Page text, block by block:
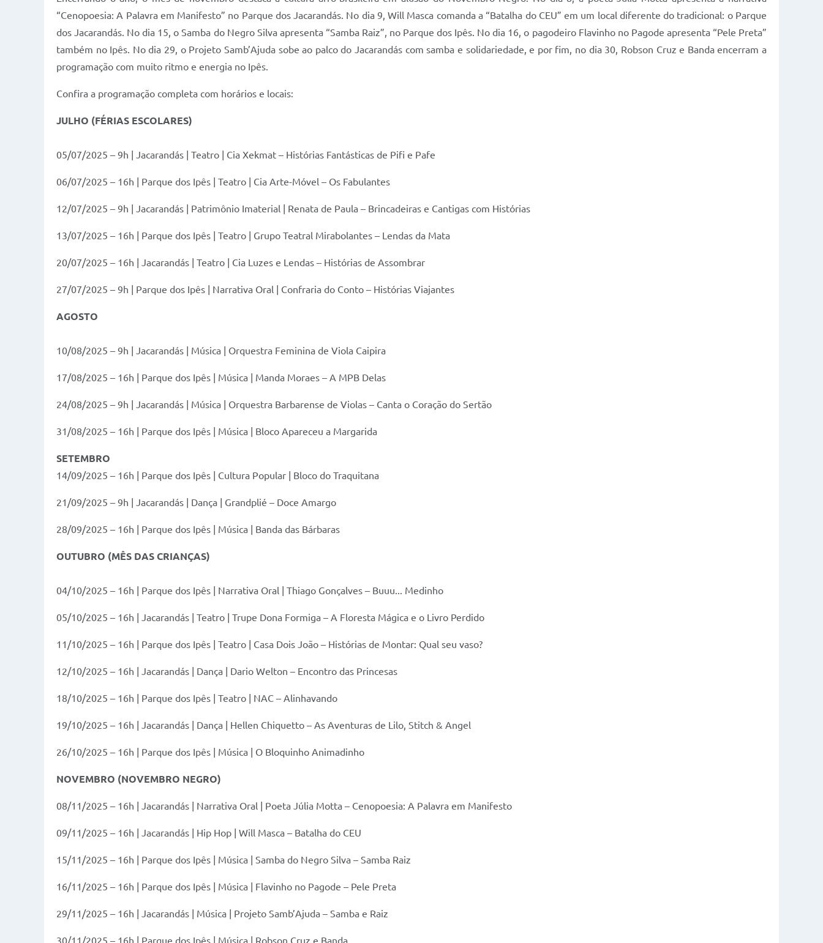
“Cenopoesia: A Palavra em Manifesto” no Parque dos Jacarandás. No dia 9, Will Masca comanda a “Batalha do CEU” em um local diferente do tradicional: o Parque
dos Jacarandás. No dia 15, o Samba do Negro Silva apresenta “Samba Raiz”, no Parque dos Ipês. No dia 16, o pagodeiro Flavinho no Pagode apresenta “Pele Preta”
também no Ipês. No dia 29, o Projeto Samb’Ajuda sobe ao palco do Jacarandás com samba e solidariedade, e por fim, no dia 30, Robson Cruz e Banda encerram a
programação com muito ritmo e energia no Ipês.
Confira a programação completa com horários e locais:
JULHO (FÉRIAS ESCOLARES)
05/07/2025 – 9h | Jacarandás | Teatro | Cia Xekmat – Histórias Fantásticas de Pifi e Pafe
06/07/2025 – 16h | Parque dos Ipês | Teatro | Cia Arte-Móvel – Os Fabulantes
12/07/2025 – 9h | Jacarandás | Patrimônio Imaterial | Renata de Paula – Brincadeiras e Cantigas com Histórias
13/07/2025 – 16h | Parque dos Ipês | Teatro | Grupo Teatral Mirabolantes – Lendas da Mata
20/07/2025 – 16h | Jacarandás | Teatro | Cia Luzes e Lendas – Histórias de Assombrar
27/07/2025 – 9h | Parque dos Ipês | Narrativa Oral | Confraria do Conto – Histórias Viajantes
AGOSTO
10/08/2025 – 9h | Jacarandás | Música | Orquestra Feminina de Viola Caipira
17/08/2025 – 16h | Parque dos Ipês | Música | Manda Moraes – A MPB Delas
24/08/2025 – 9h | Jacarandás | Música | Orquestra Barbarense de Violas – Canta o Coração do Sertão
31/08/2025 – 16h | Parque dos Ipês | Música | Bloco Apareceu a Margarida
SETEMBRO
14/09/2025 – 16h | Parque dos Ipês | Cultura Popular | Bloco do Traquitana
21/09/2025 – 9h | Jacarandás | Dança | Grandplié – Doce Amargo
28/09/2025 – 16h | Parque dos Ipês | Música | Banda das Bárbaras
OUTUBRO (MÊS DAS CRIANÇAS)
04/10/2025 – 16h | Parque dos Ipês | Narrativa Oral | Thiago Gonçalves – Buuu... Medinho
05/10/2025 – 16h | Jacarandás | Teatro | Trupe Dona Formiga – A Floresta Mágica e o Livro Perdido
11/10/2025 – 16h | Parque dos Ipês | Teatro | Casa Dois João – Histórias de Montar: Qual seu vaso?
12/10/2025 – 16h | Jacarandás | Dança | Dario Welton – Encontro das Princesas
18/10/2025 – 16h | Parque dos Ipês | Teatro | NAC – Alinhavando
19/10/2025 – 16h | Jacarandás | Dança | Hellen Chiquetto – As Aventuras de Lilo, Stitch & Angel
26/10/2025 – 16h | Parque dos Ipês | Música | O Bloquinho Animadinho
NOVEMBRO (NOVEMBRO NEGRO)
08/11/2025 – 16h | Jacarandás | Narrativa Oral | Poeta Júlia Motta – Cenopoesia: A Palavra em Manifesto
09/11/2025 – 16h | Jacarandás | Hip Hop | Will Masca – Batalha do CEU
15/11/2025 – 16h | Parque dos Ipês | Música | Samba do Negro Silva – Samba Raiz
16/11/2025 – 16h | Parque dos Ipês | Música | Flavinho no Pagode – Pele Preta
29/11/2025 – 16h | Jacarandás | Música | Projeto Samb’Ajuda – Samba e Raiz
30/11/2025 – 16h | Parque dos Ipês | Música | Robson Cruz e Banda